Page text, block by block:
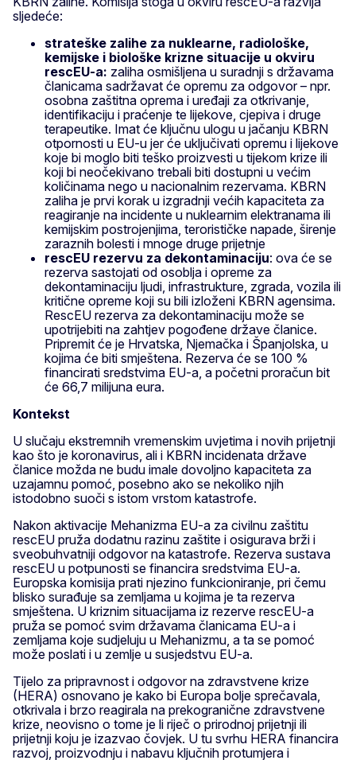
sljedeće:
strateške zalihe za nuklearne, radiološke,
kemijske i biološke krizne situacije u okviru
rescEU-a: zaliha osmišljena u suradnji s državama
članicama sadržavat će opremu za odgovor – npr.
osobna zaštitna oprema i uređaji za otkrivanje,
identifikaciju i praćenje te lijekove, cjepiva i druge
terapeutike. Imat će ključnu ulogu u jačanju KBRN
otpornosti u EU-u jer će uključivati opremu i lijekove
koje bi moglo biti teško proizvesti u tijekom krize ili
koji bi neočekivano trebali biti dostupni u većim
količinama nego u nacionalnim rezervama. KBRN
zaliha je prvi korak u izgradnji većih kapaciteta za
reagiranje na incidente u nuklearnim elektranama ili
kemijskim postrojenjima, terorističke napade, širenje
zaraznih bolesti i mnoge druge prijetnje
rescEU rezervu za dekontaminaciju: ova će se
rezerva sastojati od osoblja i opreme za
dekontaminaciju ljudi, infrastrukture, zgrada, vozila ili
kritične opreme koji su bili izloženi KBRN agensima.
RescEU rezerva za dekontaminaciju može se
upotrijebiti na zahtjev pogođene države članice.
Pripremit će je Hrvatska, Njemačka i Španjolska, u
kojima će biti smještena. Rezerva će se 100 %
financirati sredstvima EU-a, a početni proračun bit
će 66,7 milijuna eura.
Kontekst
U slučaju ekstremnih vremenskim uvjetima i novih prijetnji
kao što je koronavirus, ali i KBRN incidenata države
članice možda ne budu imale dovoljno kapaciteta za
uzajamnu pomoć, posebno ako se nekoliko njih
istodobno suoči s istom vrstom katastrofe.
Nakon aktivacije Mehanizma EU-a za civilnu zaštitu
rescEU pruža dodatnu razinu zaštite i osigurava brži i
sveobuhvatniji odgovor na katastrofe. Rezerva sustava
rescEU u potpunosti se financira sredstvima EU-a.
Europska komisija prati njezino funkcioniranje, pri čemu
blisko surađuje sa zemljama u kojima je ta rezerva
smještena. U kriznim situacijama iz rezerve rescEU-a
pruža se pomoć svim državama članicama EU-a i
zemljama koje sudjeluju u Mehanizmu, a ta se pomoć
može poslati i u zemlje u susjedstvu EU-a.
Tijelo za pripravnost i odgovor na zdravstvene krize
(HERA) osnovano je kako bi Europa bolje sprečavala,
otkrivala i brzo reagirala na prekogranične zdravstvene
krize, neovisno o tome je li riječ o prirodnoj prijetnji ili
prijetnji koju je izazvao čovjek. U tu svrhu HERA financira
razvoj, proizvodnju i nabavu ključnih protumjera i